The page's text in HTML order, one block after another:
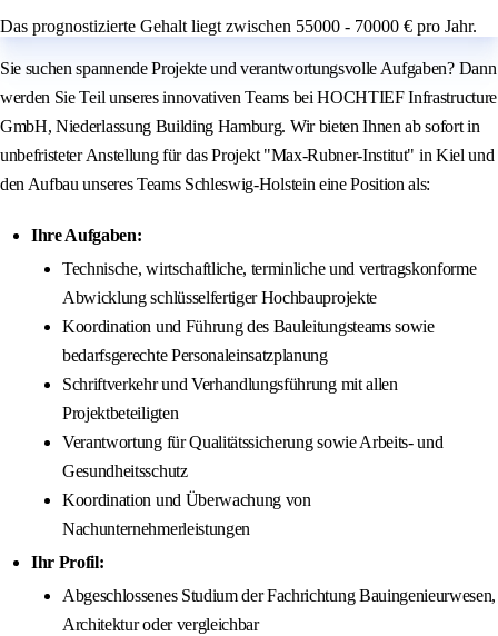
Das prognostizierte Gehalt liegt zwischen 55000 - 70000 € pro Jahr.
Sie suchen spannende Projekte und verantwortungsvolle Aufgaben? Dann
werden Sie Teil unseres innovativen Teams bei HOCHTIEF Infrastructure
GmbH, Niederlassung Building Hamburg. Wir bieten Ihnen ab sofort in
unbefristeter Anstellung für das Projekt "Max-Rubner-Institut" in Kiel und
den Aufbau unseres Teams Schleswig-Holstein eine Position als:
Ihre Aufgaben:
Technische, wirtschaftliche, terminliche und vertragskonforme
Abwicklung schlüsselfertiger Hochbauprojekte
Koordination und Führung des Bauleitungsteams sowie
bedarfsgerechte Personaleinsatzplanung
Schriftverkehr und Verhandlungsführung mit allen
Projektbeteiligten
Verantwortung für Qualitätssicherung sowie Arbeits- und
Gesundheitsschutz
Koordination und Überwachung von
Nachunternehmerleistungen
Ihr Profil:
Abgeschlossenes Studium der Fachrichtung Bauingenieurwesen,
Architektur oder vergleichbar